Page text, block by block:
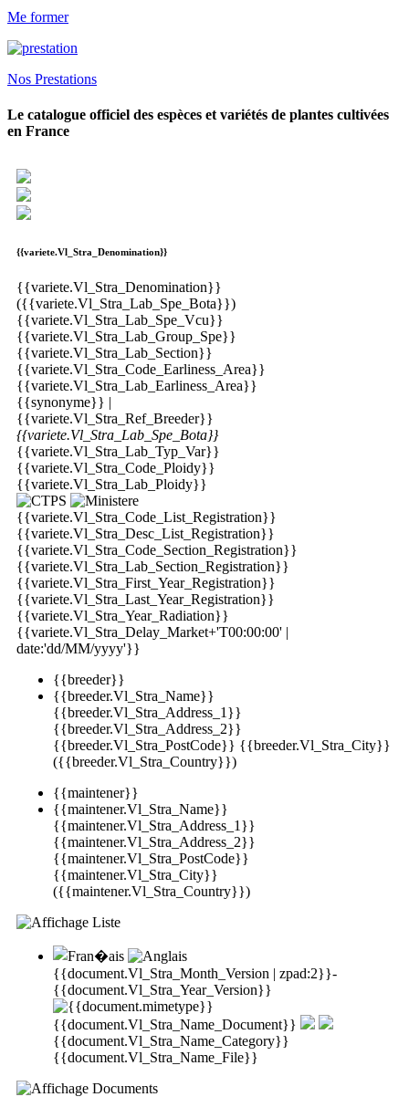
Me former
Nos Prestations
Le catalogue officiel des espèces et variétés de plantes cultivées
en France
{{variete.Vl_Stra_Denomination}}
{{variete.Vl_Stra_Denomination}}
({{variete.Vl_Stra_Lab_Spe_Bota}})
{{variete.Vl_Stra_Lab_Spe_Vcu}}
{{variete.Vl_Stra_Lab_Group_Spe}}
{{variete.Vl_Stra_Lab_Section}}
{{variete.Vl_Stra_Code_Earliness_Area}}
{{variete.Vl_Stra_Lab_Earliness_Area}}
{{synonyme}} |
{{variete.Vl_Stra_Ref_Breeder}}
{{variete.Vl_Stra_Lab_Spe_Bota}}
{{variete.Vl_Stra_Lab_Typ_Var}}
{{variete.Vl_Stra_Code_Ploidy}}
{{variete.Vl_Stra_Lab_Ploidy}}
{{variete.Vl_Stra_Code_List_Registration}}
{{variete.Vl_Stra_Desc_List_Registration}}
{{variete.Vl_Stra_Code_Section_Registration}}
{{variete.Vl_Stra_Lab_Section_Registration}}
{{variete.Vl_Stra_First_Year_Registration}}
{{variete.Vl_Stra_Last_Year_Registration}}
{{variete.Vl_Stra_Year_Radiation}}
{{variete.Vl_Stra_Delay_Market+'T00:00:00' |
date:'dd/MM/yyyy'}}
{{breeder}}
{{breeder.Vl_Stra_Name}}
{{breeder.Vl_Stra_Address_1}}
{{breeder.Vl_Stra_Address_2}}
{{breeder.Vl_Stra_PostCode}} {{breeder.Vl_Stra_City}}
({{breeder.Vl_Stra_Country}})
{{maintener}}
{{maintener.Vl_Stra_Name}}
{{maintener.Vl_Stra_Address_1}}
{{maintener.Vl_Stra_Address_2}}
{{maintener.Vl_Stra_PostCode}}
{{maintener.Vl_Stra_City}}
({{maintener.Vl_Stra_Country}})
{{document.Vl_Stra_Month_Version | zpad:2}}-
{{document.Vl_Stra_Year_Version}}
{{document.Vl_Stra_Name_Document}}
{{document.Vl_Stra_Name_Category}}
{{document.Vl_Stra_Name_File}}